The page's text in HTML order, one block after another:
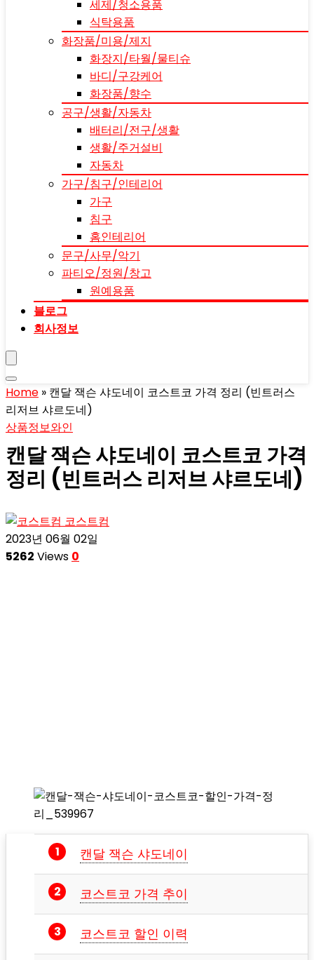
세제/청소용품
식탁용품
화장품/미용/제지
화장지/타월/물티슈
바디/구강케어
화장품/향수
공구/생활/자동차
배터리/전구/생활
생활/주거설비
자동차
가구/침구/인테리어
가구
침구
홈인테리어
문구/사무/악기
파티오/정원/창고
원예용품
블로그
회사정보
Home » 캔달 잭슨 샤도네이 코스트코 가격 정리 (빈트러스
리저브 샤르도네)
상품정보와인
캔달 잭슨 샤도네이 코스트코 가격
정리 (빈트러스 리저브 샤르도네)
코스트컴
2023년 06월 02일
5262 Views 0
캔달 잭슨 샤도네이
코스트코 가격 추이
코스트코 할인 이력